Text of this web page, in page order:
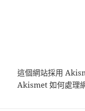
這個網站採用
Akismet 如何處理